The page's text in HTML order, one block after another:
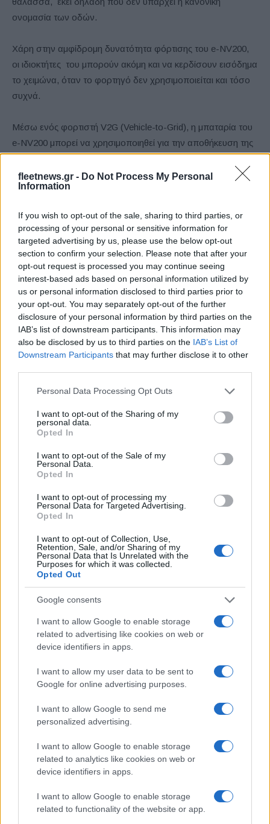
fleetnews.gr - Do Not Process My Personal
Information
If you wish to opt-out of the sale, sharing to third parties, or
processing of your personal or sensitive information for
targeted advertising by us, please use the below opt-out
section to confirm your selection. Please note that after your
opt-out request is processed you may continue seeing
interest-based ads based on personal information utilized by
us or personal information disclosed to third parties prior to
your opt-out. You may separately opt-out of the further
disclosure of your personal information by third parties on the
IAB’s list of downstream participants. This information may
also be disclosed by us to third parties on the IAB’s List of
Downstream Participants that may further disclose it to other
Please note that this website/app uses one or more Google
not limited to your visit or usage behaviour. You may click to
grant or deny consent to Google and its third-party tags to
use your data for below specified purposes in below Google
consent section.
Personal Data Processing Opt Outs
I want to opt-out of the Sharing of my
personal data.
Opted In
I want to opt-out of the Sale of my
Personal Data.
Opted In
I want to opt-out of processing my
Personal Data for Targeted Advertising.
Opted In
I want to opt-out of Collection, Use,
Retention, Sale, and/or Sharing of my
Personal Data that Is Unrelated with the
Purposes for which it was collected.
Opted Out
Google consents
I want to allow Google to enable storage
related to advertising like cookies on web or
device identifiers in apps.
I want to allow my user data to be sent to
Google for online advertising purposes.
I want to allow Google to send me
personalized advertising.
I want to allow Google to enable storage
related to analytics like cookies on web or
device identifiers in apps.
I want to allow Google to enable storage
related to functionality of the website or app.
ονομασία των οδών.
Χάρη στην αμφίδρομη δυνατότητα φόρτισης του e-NV200,
οι ιδιοκτήτες του μπορούν ακόμη και να κερδίσουν εισόδημα
το χειμώνα, όταν το φορτηγό δεν χρησιμοποιείται και τόσο
συχνά.
Μέσω ενός φορτιστή V2G (Vehicle-to-Grid), η μπαταρία του
e-NV200 μπορεί να χρησιμοποιηθεί για την αποθήκευση της
παράδειγμα από τις ανανεώσιμες πηγές του ανέμου και του
ήλιου) και στη συνέχεια να την επιστρέψει στο δίκτυο όταν
εξισορρόπηση του ενεργειακού ισοζυγίου κατά τις ώρες
αιχμής, καθώς και στην παροχή πρόσθετων εσόδων για
τους ιδιοκτήτες του EV, όταν το όχημά τους δεν οδηγείται.
Εθνική Παίδων: Πρεμιέρα στο Ευρωπαϊκό με αντίπαλο την
Ισπανία (live stream)
Ευρωπαϊκό Κορασίδων:
Τζάμπολ για την Εθνική στα
Ιωάννινα κόντρα στην
Β.Σ. Καρούλιας: Τζίρος 98,7
στοιχήματα σε low & non
alcohol
Metlen: Ρεκόρ EBITDA στο α' εξάμηνο, στα 550 εκατ. ευρώ –
Καθαρά κέρδη 313 εκατ. ευρώ
Χρηματοδότηση 8 εκατ.
ευρώ σε 843 μέσα
πενταετές πρόγραμμα
ενίσχυσης του Τύπου
ευρώ σε 451 επιχειρήσεις
ξεκίνησε το πρόγραμμα
στήριξης- Κάλυψη